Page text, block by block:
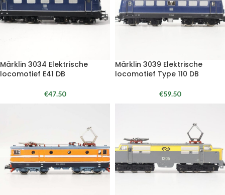
Märklin 3034 Elektrische
locomotief E41 DB
€47.50
Märklin 3039 Elektrische
locomotief Type 110 DB
€59.50